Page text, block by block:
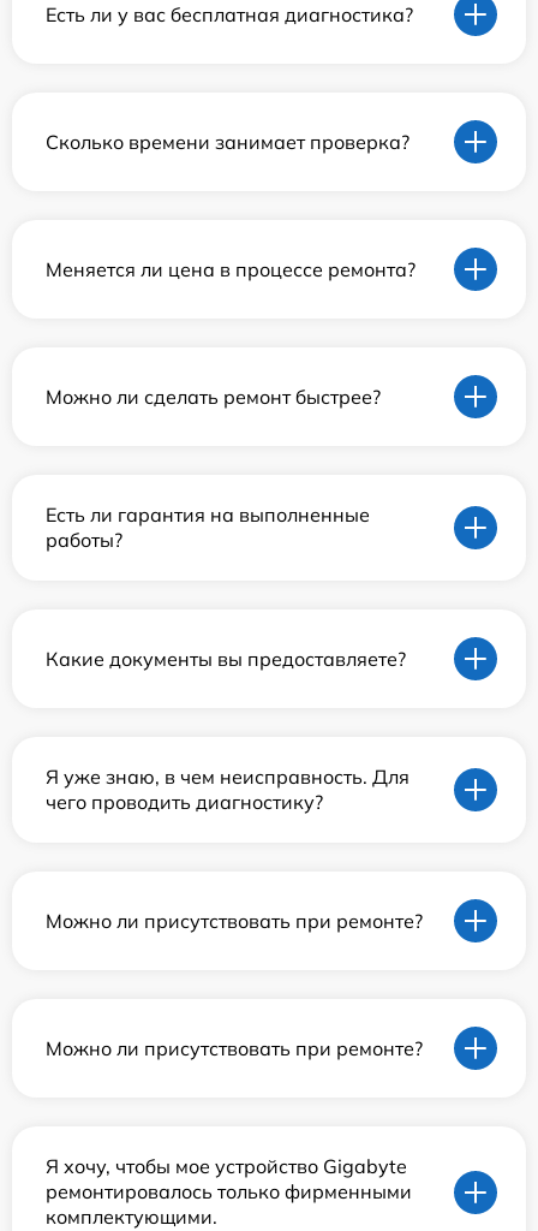
Есть ли у вас бесплатная диагностика?
Сколько времени занимает проверка?
Меняется ли цена в процессе ремонта?
Можно ли сделать ремонт быстрее?
Есть ли гарантия на выполненные
работы?
Какие документы вы предоставляете?
Я уже знаю, в чем неисправность. Для
чего проводить диагностику?
Можно ли присутствовать при ремонте?
Можно ли присутствовать при ремонте?
Я хочу, чтобы мое устройство Gigabyte
ремонтировалось только фирменными
комплектующими.